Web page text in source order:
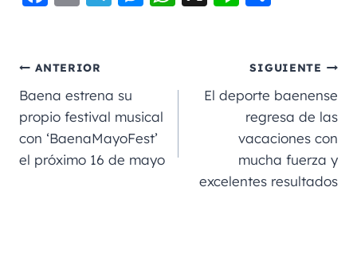
e
b
o
o
k
l
m
g
er
A
p
a
rt
ir
ANTERIOR
Baena estrena su
propio festival musical
con ‘BaenaMayoFest’
el próximo 16 de mayo
SIGUIENTE
El deporte baenense
regresa de las
vacaciones con
mucha fuerza y
excelentes resultados